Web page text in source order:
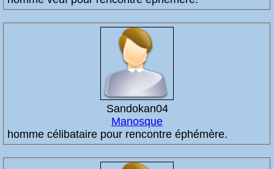
Sandokan04
Manosque
homme célibataire pour rencontre éphémère.